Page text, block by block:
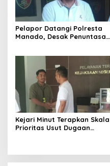
Pelapor Datangi Polresta
Manado, Desak Penuntasan
Kejari Minut Terapkan Skala
Prioritas Usut Dugaan